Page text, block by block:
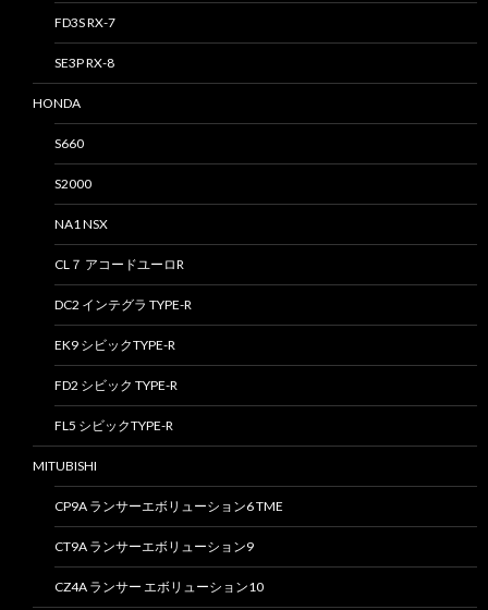
FD3S RX-7
SE3P RX-8
HONDA
S660
S2000
NA1 NSX
CL７ アコードユーロR
DC2 インテグラ TYPE-R
EK9 シビックTYPE-R
FD2 シビック TYPE-R
FL5 シビックTYPE-R
MITUBISHI
CP9A ランサーエボリューション6 TME
CT9A ランサーエボリューション9
CZ4A ランサー エボリューション10